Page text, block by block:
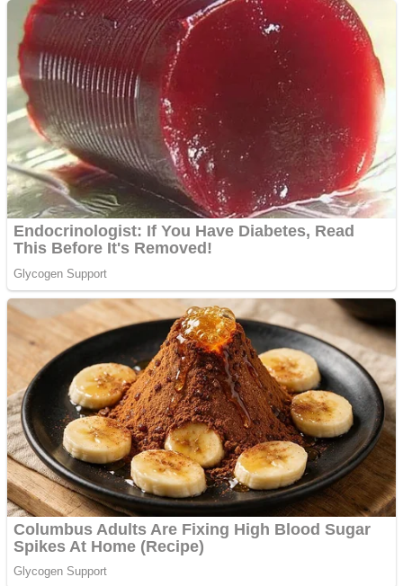
Ofera def între special
Vând domeniu+website
de publicitate de tip
Adsense
Pastorul Liviu Radu a
trecut la Domnul
Anchetă incendiară la
Gherla, polițist acuzat de
abuz în serviciu